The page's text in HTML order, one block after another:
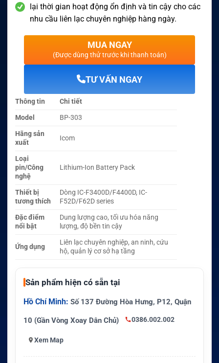
lại thời gian hoạt động ổn định và tin cậy cho các
nhu cầu liên lạc chuyên nghiệp hàng ngày.
MUA NGAY
(Được dùng thử trước khi thanh toán)
TƯ VẤN NGAY
Thông tin
Chi tiết
Model
BP-303
Hãng sản
xuất
Icom
Loại
pin/Công
nghệ
Lithium-Ion Battery Pack
Thiết bị
tương thích
Dòng IC-F3400D/F4400D, IC-
F52D/F62D series
Đặc điểm
nổi bật
Dung lượng cao, tối ưu hóa năng
lượng, độ bền tin cậy
Ứng dụng
Liên lạc chuyên nghiệp, an ninh, cứu
hộ, quản lý cơ sở hạ tầng
Sản phẩm hiện có sẵn tại
Hồ Chí Minh: Số 137 Đường Hòa Hưng, P12, Quận
10 (Gần Vòng Xoay Dân Chủ) 0386.002.002
Xem Map